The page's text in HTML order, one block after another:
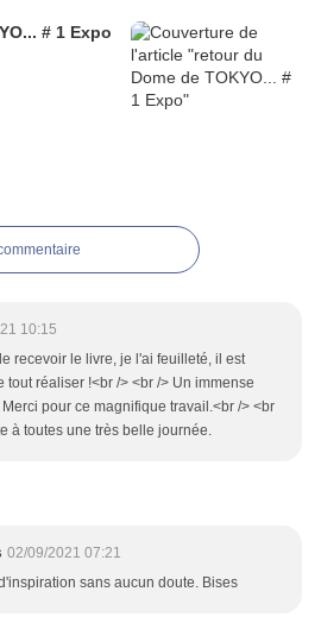
# 1 Expo
10:15
recevoir le livre, je l'ai feuilleté, il est
tout réaliser !<br /> <br /> Un immense
pour ce magnifique travail.<br /> <br
à toutes une très belle journée.
02/09/2021 07:21
sans aucun doute. Bises